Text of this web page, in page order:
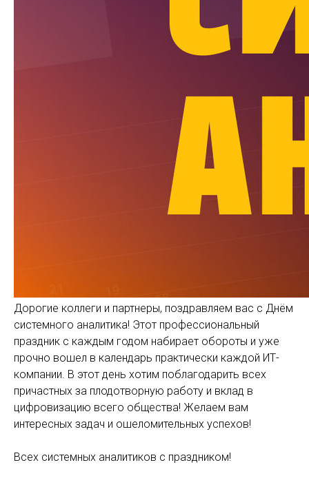
Дорогие коллеги и партнеры, поздравляем вас с Днём
системного аналитика! Этот профессиональный
праздник с каждым годом набирает обороты и уже
прочно вошел в календарь практически каждой ИТ-
компании. В этот день хотим поблагодарить всех
причастных за плодотворную работу и вклад в
цифровизацию всего общества! Желаем вам
интересных задач и ошеломительных успехов!
Всех системных аналитиков с праздником!